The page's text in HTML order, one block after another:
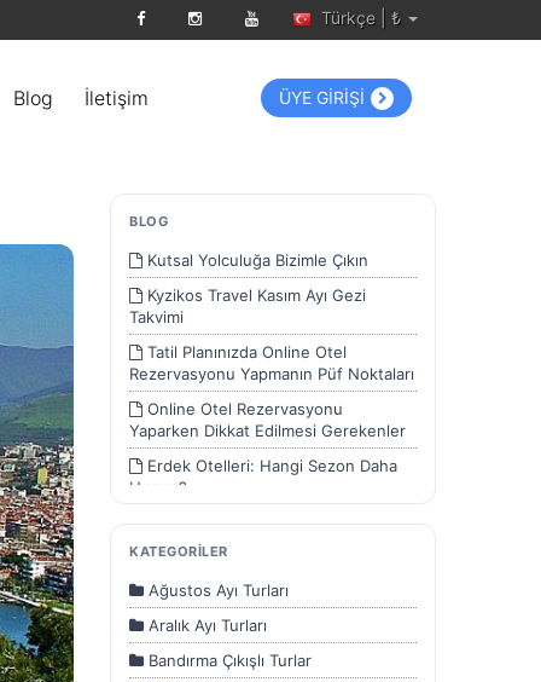
Türkçe | ₺
Blog İletişim ÜYE GİRİŞİ
BLOG
Kutsal Yolculuğa Bizimle Çıkın
Kyzikos Travel Kasım Ayı Gezi
Takvimi
Tatil Planınızda Online Otel
Rezervasyonu Yapmanın Püf Noktaları
Online Otel Rezervasyonu
Yaparken Dikkat Edilmesi Gerekenler
Erdek Otelleri: Hangi Sezon Daha
Uygun?
Misafir Bekliyor.
Manisa'da Keşfedilecek 5 Eşsiz Yer
Kütahya'nın Büyüleyici Doğal
Güzellikleri
KATEGORİLER
Ağustos Ayı Turları
Aralık Ayı Turları
Bandırma Çıkışlı Turlar